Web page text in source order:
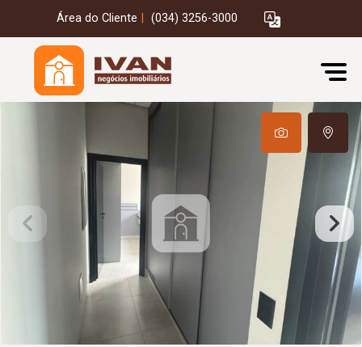
Área do Cliente (034) 3256-3000